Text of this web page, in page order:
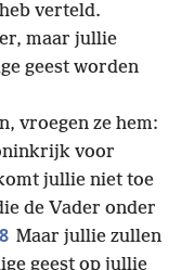
verteld.
maar jullie
geest worden
vroegen ze hem:
voor
jullie niet toe
de Vader onder
8 Maar jullie zullen
geest op jullie